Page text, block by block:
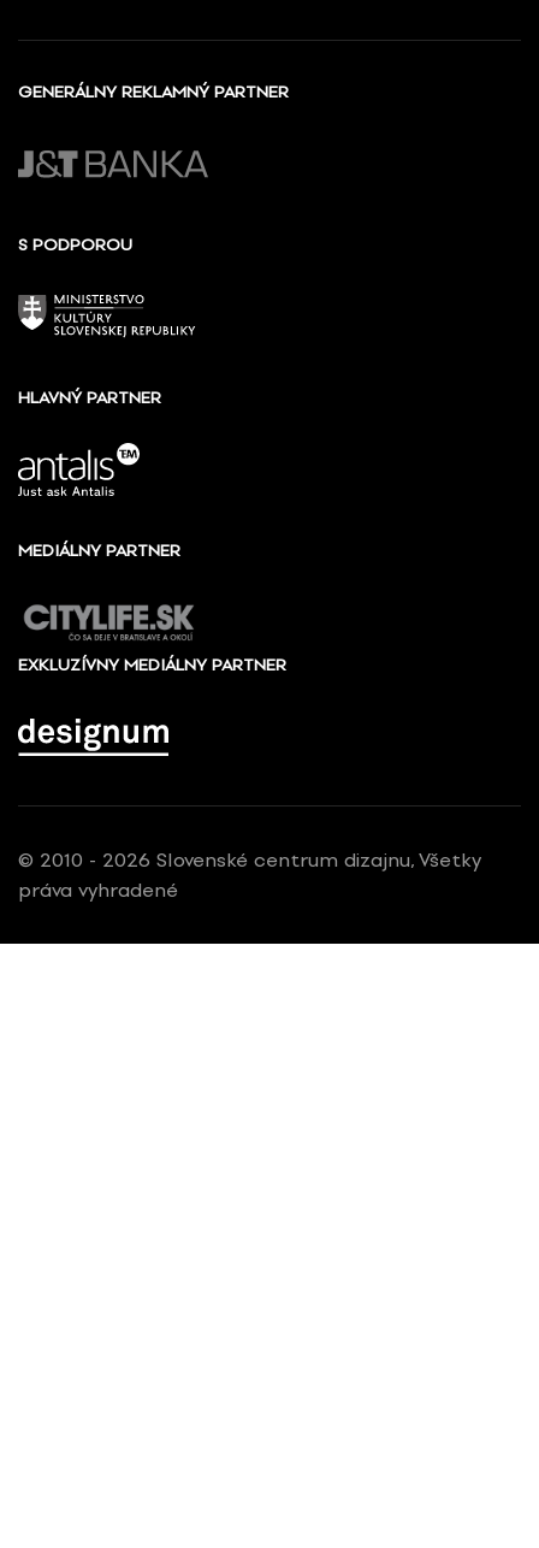
GENERÁLNY REKLAMNÝ PARTNER
S PODPOROU
HLAVNÝ PARTNER
MEDIÁLNY PARTNER
EXKLUZÍVNY MEDIÁLNY PARTNER
© 2010 - 2026 Slovenské centrum dizajnu, Všetky
práva vyhradené